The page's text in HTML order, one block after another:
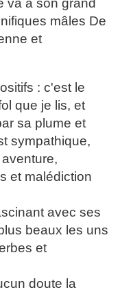
va à son grand
mâles De
et
: c'est le
que je lis, et
sa plume et
sympathique,
et malédiction
avec ses
beaux les uns
et
doute la